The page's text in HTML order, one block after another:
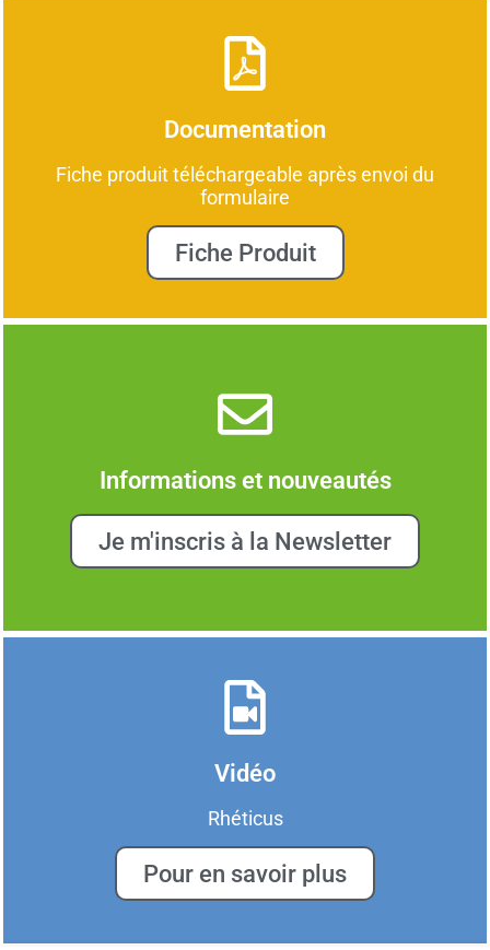
Documentation
Fiche produit téléchargeable après envoi du
formulaire
Fiche Produit
Informations et nouveautés
Je m'inscris à la Newsletter
Vidéo
Rhéticus
Pour en savoir plus